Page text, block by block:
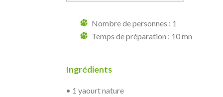
Nombre de personnes : 1
Temps de préparation : 10 mn
Ingrédients
• 1 yaourt nature